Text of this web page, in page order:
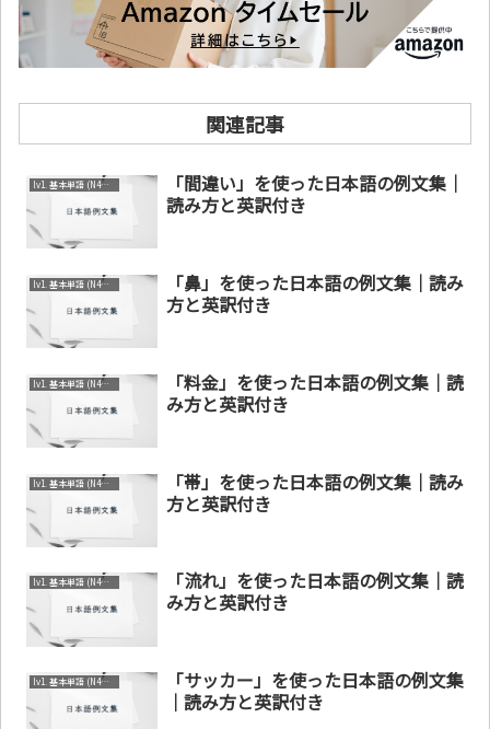
関連記事
lv1. 基本単語 (N4～N5)
「間違い」を使った日本語の例文集｜
読み方と英訳付き
lv1. 基本単語 (N4～N5)
「鼻」を使った日本語の例文集｜読み
方と英訳付き
lv1. 基本単語 (N4～N5)
「料金」を使った日本語の例文集｜読
み方と英訳付き
lv1. 基本単語 (N4～N5)
「帯」を使った日本語の例文集｜読み
方と英訳付き
lv1. 基本単語 (N4～N5)
「流れ」を使った日本語の例文集｜読
み方と英訳付き
lv1. 基本単語 (N4～N5)
「サッカー」を使った日本語の例文集
｜読み方と英訳付き